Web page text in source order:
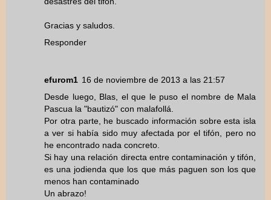
Gracias y saludos.
Responder
efurom1 16 de noviembre de 2013 a las 21:57
Desde luego, Blas, el que le puso el nombre de Mala
Pascua la "bautizó" con malafollá.
Por otra parte, he buscado información sobre esta isla
a ver si había sido muy afectada por el tifón, pero no
he encontrado nada concreto.
Si hay una relación directa entre contaminación y tifón,
es una jodienda que los que más paguen son los que
menos han contaminado
Un abrazo!